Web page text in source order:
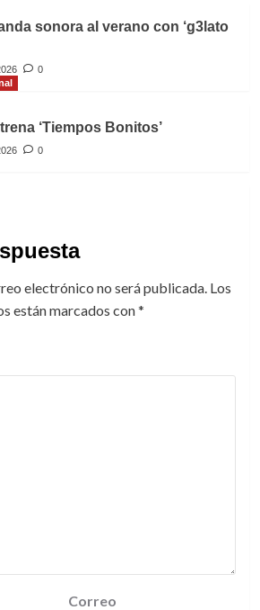
sonora al verano con ‘g3lato
0
‘Tiempos Bonitos’
0
electrónico no será publicada. Los
están marcados con*
Correo